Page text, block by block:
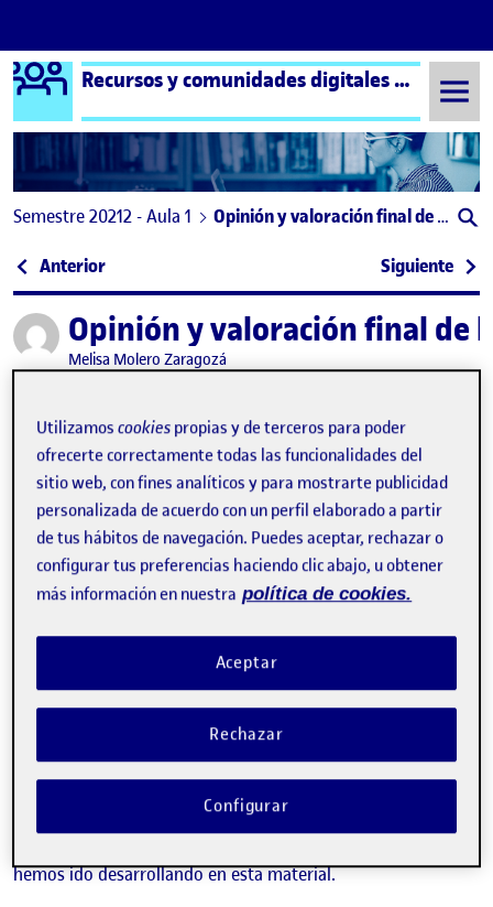
Saltar al contenido
Logo Ágora Recursos y comunidades digitales aula 1
Semestre 20212 - Aula 1 Opinión y valoración final de la asignatura
Navegación de entradas
Anterior: ActiUOC 4. ¡Cerramos el proyecto y loSiguiente:
Publicado porOpinión y valoración final de
Publicado por
Melisa Molero Zaragozá
¡Buenas tardes a todos!
Como la asignatura ya llega a su fin, es el momento de
analizar y valorar todo lo aprendido y el progreso a lo largo
hemos ido desarrollando en esta material.
Utilizamoscookies propias y de terceros para poder
ofrecerte correctamente todas las funcionalidades del
sitio web, con fines analíticos y para mostrarte publicidad
personalizada de acuerdo con un perfil elaborado a partir
de tus hábitos de navegación. Puedes aceptar, rechazar o
configurar tus preferencias haciendo clic abajo, u obtener
más información en nuestra política de cookies.
Rechazar
Aceptar
Configurar